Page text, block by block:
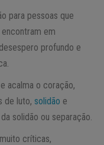
para pessoas que
em
profundo e
acalma o coração,
de luto, solidão e
solidão ou separação.
críticas,